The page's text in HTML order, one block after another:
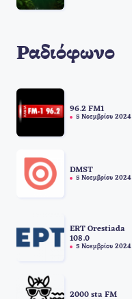
Ραδιόφωνο
96.2 FM1
5 Νοεμβρίου 2024
DMST
5 Νοεμβρίου 2024
ERT Orestiada
108.0
5 Νοεμβρίου 2024
2000 sta FM